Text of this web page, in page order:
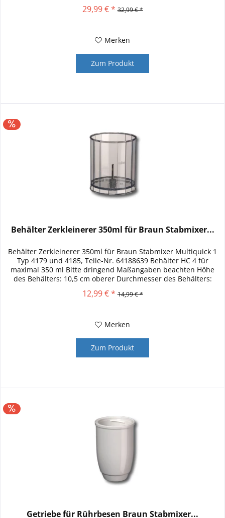
29,99 € * 32,99 € *
Merken
Zum Produkt
Behälter Zerkleinerer 350ml für Braun Stabmixer...
Behälter Zerkleinerer 350ml für Braun Stabmixer Multiquick 1
Typ 4179 und 4185, Teile-Nr. 64188639 Behälter HC 4 für
maximal 350 ml Bitte dringend Maßangaben beachten Höhe
des Behälters: 10,5 cm oberer Durchmesser des Behälters:
12,99 € * 14,99 € *
Merken
Zum Produkt
Getriebe für Rührbesen Braun Stabmixer...